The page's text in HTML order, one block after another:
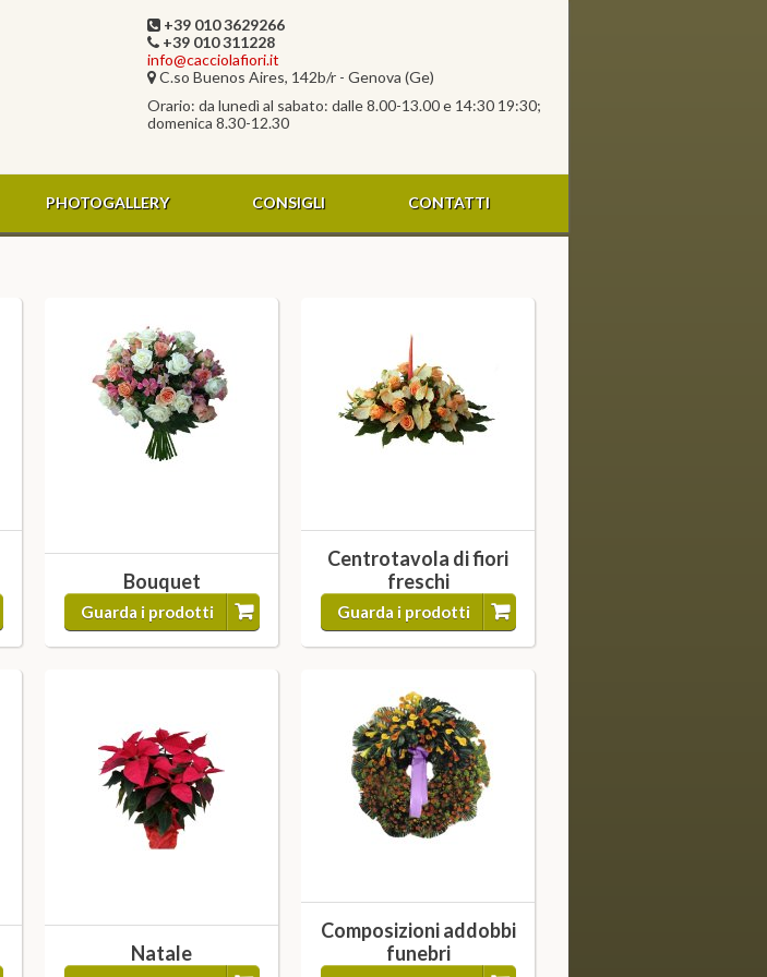
+39 010 3629266
+39 010 311228
info@cacciolafiori.it
C.so Buenos Aires, 142b/r - Genova (Ge)
Orario: da lunedì al sabato: dalle 8.00-13.00 e 14:30 19:30;
domenica 8.30-12.30
PHOTOGALLERY CONSIGLI CONTATTI
Bouquet
Guarda i prodotti
Centrotavola di fiori
freschi
Guarda i prodotti
Natale
Composizioni addobbi
funebri